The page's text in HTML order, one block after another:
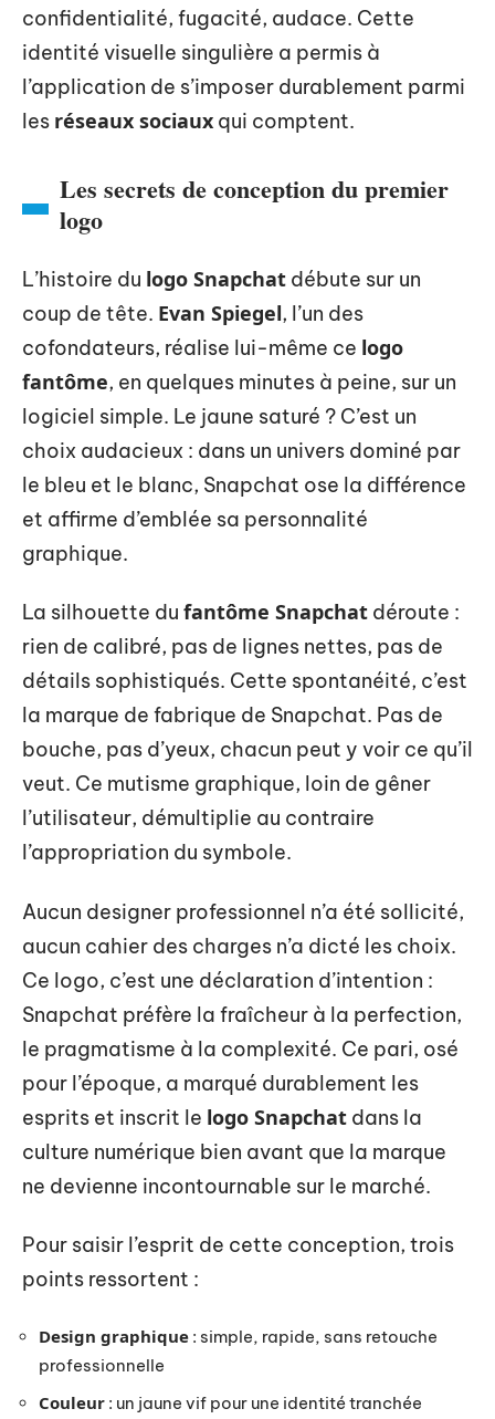
confidentialité, fugacité, audace. Cette
identité visuelle singulière a permis à
l’application de s’imposer durablement parmi
les réseaux sociaux qui comptent.
Les secrets de conception du premier
logo
L’histoire du logo Snapchat débute sur un
coup de tête. Evan Spiegel, l’un des
cofondateurs, réalise lui-même ce logo
fantôme, en quelques minutes à peine, sur un
logiciel simple. Le jaune saturé ? C’est un
choix audacieux : dans un univers dominé par
le bleu et le blanc, Snapchat ose la différence
et affirme d’emblée sa personnalité
graphique.
La silhouette du fantôme Snapchat déroute :
rien de calibré, pas de lignes nettes, pas de
détails sophistiqués. Cette spontanéité, c’est
la marque de fabrique de Snapchat. Pas de
bouche, pas d’yeux, chacun peut y voir ce qu’il
veut. Ce mutisme graphique, loin de gêner
l’utilisateur, démultiplie au contraire
l’appropriation du symbole.
Aucun designer professionnel n’a été sollicité,
aucun cahier des charges n’a dicté les choix.
Ce logo, c’est une déclaration d’intention :
Snapchat préfère la fraîcheur à la perfection,
le pragmatisme à la complexité. Ce pari, osé
pour l’époque, a marqué durablement les
esprits et inscrit le logo Snapchat dans la
culture numérique bien avant que la marque
ne devienne incontournable sur le marché.
Pour saisir l’esprit de cette conception, trois
points ressortent :
Design graphique : simple, rapide, sans retouche
professionnelle
Couleur : un jaune vif pour une identité tranchée